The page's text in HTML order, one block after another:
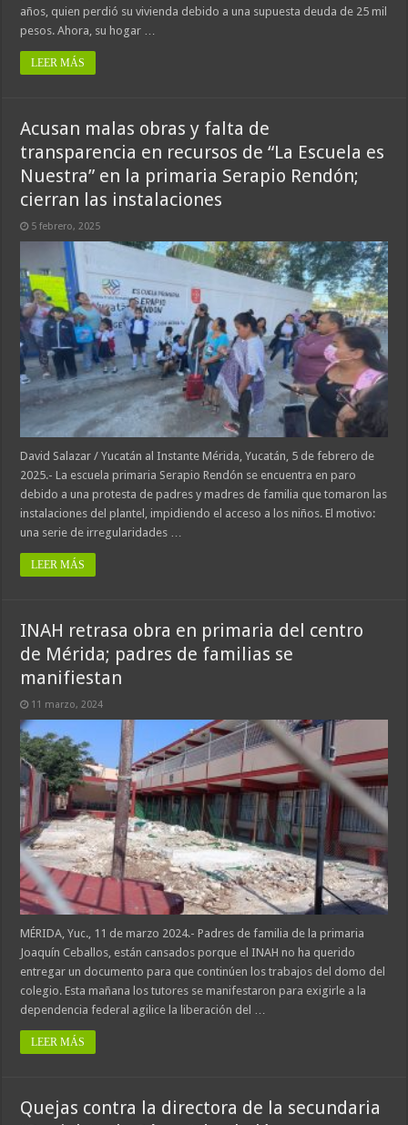
años, quien perdió su vivienda debido a una supuesta deuda de 25 mil
pesos. Ahora, su hogar …
LEER MÁS
Acusan malas obras y falta de
transparencia en recursos de “La Escuela es
Nuestra” en la primaria Serapio Rendón;
cierran las instalaciones
5 febrero, 2025
David Salazar / Yucatán al Instante Mérida, Yucatán, 5 de febrero de
2025.- La escuela primaria Serapio Rendón se encuentra en paro
debido a una protesta de padres y madres de familia que tomaron las
instalaciones del plantel, impidiendo el acceso a los niños. El motivo:
una serie de irregularidades …
LEER MÁS
INAH retrasa obra en primaria del centro
de Mérida; padres de familias se
manifiestan
11 marzo, 2024
MÉRIDA, Yuc., 11 de marzo 2024.- Padres de familia de la primaria
Joaquín Ceballos, están cansados porque el INAH no ha querido
entregar un documento para que continúen los trabajos del domo del
colegio. Esta mañana los tutores se manifestaron para exigirle a la
dependencia federal agilice la liberación del …
LEER MÁS
Quejas contra la directora de la secundaria